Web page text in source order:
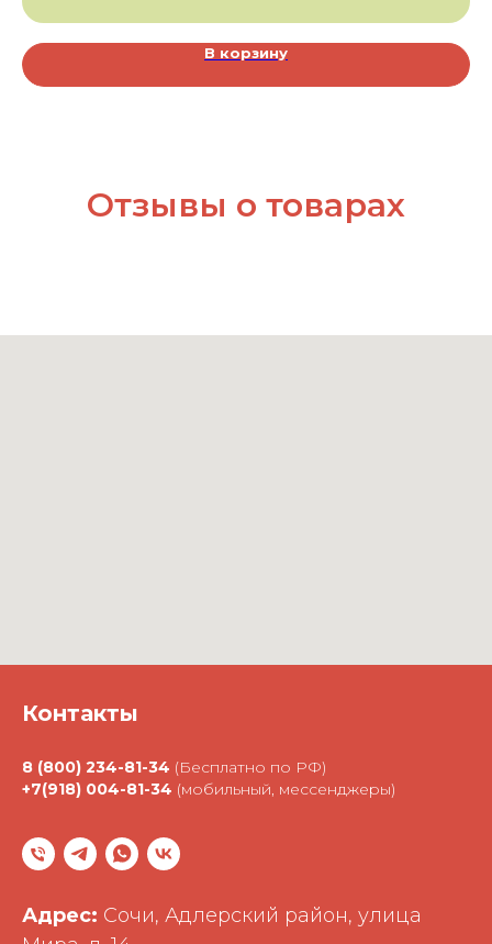
В корзину
Отзывы о товарах
Контакты
8 (800) 234-81-34 (Бесплатно по РФ)
+7(918) 004-81-34 (мобильный, мессенджеры)
Адрес: Сочи, Адлерский район, улица